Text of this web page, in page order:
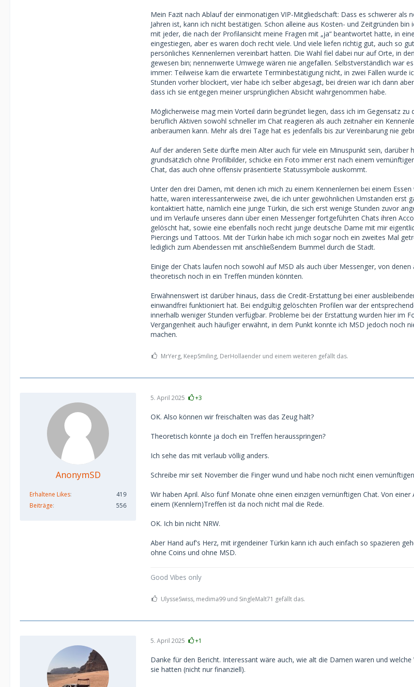
Mein Fazit nach Ablauf der einmonatigen VIP-Mitgliedschaft: Dass es schwerer als
Jahren ist, kann ich nicht bestätigen. Schon alleine aus Kosten- und Zeitgründen bin
mit jeder, die nach der Profilansicht meine Fragen mit „ja“ beantwortet hatte, in
eingestiegen, aber es waren doch recht viele. Und viele liefen richtig gut, auch so
persönliches Kennenlernen vereinbart hatten. Die Wahl fiel dabei nur auf Orte, in
gewesen bin; nennenwerte Umwege wären nie angefallen. Selbstverständlich war
immer: Teilweise kam die erwartete Terminbestätigung nicht, in zwei Fällen wurde
Stunden vorher blockiert, vier habe ich selber abgesagt, bei dreien war ich dann
dass ich sie entgegen meiner ursprünglichen Absicht wahrgenommen habe.
Möglicherweise mag mein Vorteil darin begründet liegen, dass ich im Gegensatz zu
beruflich Aktiven sowohl schneller im Chat reagieren als auch zeitnaher ein
anberaumen kann. Mehr als drei Tage hat es jedenfalls bis zur Vereinbarung nie
Auf der anderen Seite dürfte mein Alter auch für viele ein Minuspunkt sein, darüber
grundsätzlich ohne Profilbilder, schicke ein Foto immer erst nach einem
Chat, das auch ohne offensiv präsentierte Statussymbole auskommt.
Unter den drei Damen, mit denen ich mich zu einem Kennenlernen bei einem
hatte, waren interessanterweise zwei, die ich unter gewöhnlichen Umstanden erst
kontaktiert hätte, nämlich eine junge Türkin, die sich erst wenige Stunden zuvor
und im Verlaufe unseres dann über einen Messenger fortgeführten Chats ihren
gelöscht hat, sowie eine ebenfalls noch recht junge deutsche Dame mit mir
Piercings und Tattoos. Mit der Türkin habe ich mich sogar noch ein zweites Mal
lediglich zum Abendessen mit anschließendem Bummel durch die Stadt.
Einige der Chats laufen noch sowohl auf MSD als auch über Messenger, von denen
theoretisch noch in ein Treffen münden könnten.
Erwähnenswert ist darüber hinaus, dass die Credit-Erstattung bei einer
einwandfrei funktioniert hat. Bei endgültig gelöschten Profilen war der
innerhalb weniger Stunden verfügbar. Probleme bei der Erstattung wurden hier im
Vergangenheit auch häufiger erwähnt, in dem Punkt konnte ich MSD jedoch noch
machen.
MrYerg, KeepSmiling, DerHollaender und einem weiteren gefällt das.
AnonymSD
Erhaltene Likes
419
Beiträge
556
5. April 2025 +3
OK. Also können wir freischalten was das Zeug hält?
Theoretisch könnte ja doch ein Treffen herausspringen?
Ich sehe das mit verlaub völlig anders.
Schreibe mir seit November die Finger wund und habe noch nicht einen
Wir haben April. Also fünf Monate ohne einen einzigen vernünftigen Chat. Von einer
einem (Kennlern)Treffen ist da noch nicht mal die Rede.
OK. Ich bin nicht NRW.
Aber Hand auf's Herz, mit irgendeiner Türkin kann ich auch einfach so spazieren
ohne Coins und ohne MSD.
Good Vibes only
UlysseSwiss, medima99 und SingleMalt71 gefällt das.
5. April 2025 +1
Danke für den Bericht. Interessant wäre auch, wie alt die Damen waren und welche
sie hatten (nicht nur finanziell).